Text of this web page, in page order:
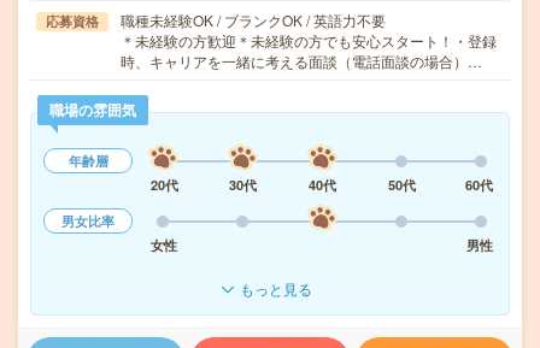
応募資格
職種未経験OK / ブランクOK / 英語力不要
＊未経験の方歓迎＊未経験の方でも安心スタート！・登録
時、キャリアを一緒に考える面談（電話面談の場合）…
職場の雰囲気
年齢層
20代
30代 40代 50代
60代
男女比率
女性
男性
もっと見る